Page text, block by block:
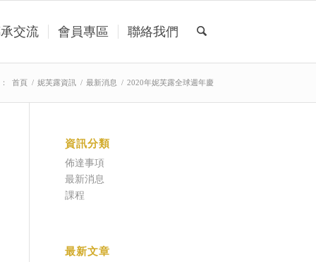
交流 會員專區 聯絡我們
首頁 / 妮芙露資訊 / 最新消息 / 2020年妮芙露全球週年慶
資訊分類
佈達事項
最新消息
課程
最新文章